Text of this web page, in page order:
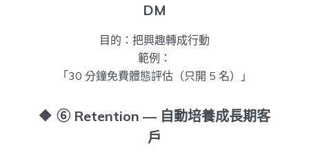
DM
目的：把興趣轉成行動
範例：
「30 分鐘免費體態評估（只開 5 名）」
🔶 ⑥ Retention — 自動培養成長期客
戶